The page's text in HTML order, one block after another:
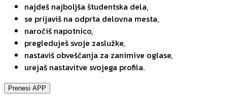
najdeš najboljša študentska dela,
se prijaviš na odprta delovna mesta,
naročiš napotnico,
pregleduješ svoje zaslužke,
nastaviš obveščanja za zanimive oglase,
urejaš nastavitve svojega profila.
Prenesi APP